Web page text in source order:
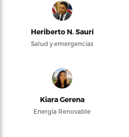
Heriberto N. Saurí
Salud y emergencias
Kiara Gerena
Energía Renovable